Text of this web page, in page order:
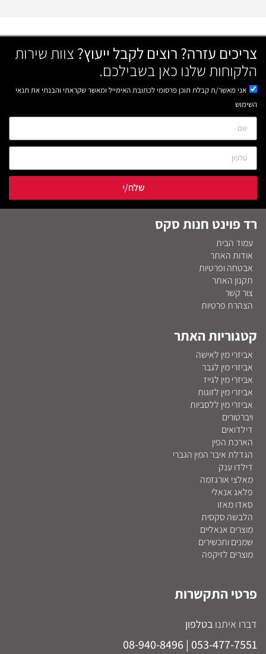
צריכים עזרה? רוצים לקבל ייעוץ? צוות שירות
הלקוחות שלנו כאן בשבילכם.
אני מאשר/ת קבלת תוכן פרסומי לכתובת האימייל ומאשר שקראתי והבנתי את תנאי
השימוש
שלח/י
רד פוינט חנות סקס
עמוד הבית
אודות האתר
אבטחה ופרטיות
תקנון האתר
צור קשר
הצהרת פרטיות
קטגוריות האתר
אביזרי מין לאישה
אביזרי מין לגבר
אביזרי מין לגייז
אביזרי מין לזוגות
אביזרי מין ללסביות
ויברטורים
דילדואים
הארכת הפין
הגדלת איבר המין הגברי
דילדו ענק
מאלצי אורגזמה
פלאג אנאלי
סאדו מאזו
הלבשה סקסית
מוצרים אנאליים
שמנים ותכשירים
מוצרים לזיקפה
פרטי התקשרות
דברו איתנו בטלפון
053-477-7551 | 08-940-8496